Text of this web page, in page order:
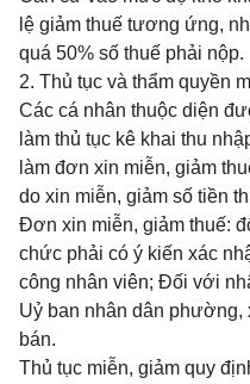
lệ giảm thuế tương ứng,
quá 50% số thuế phải nộp.
2. Thủ tục và thẩm quyền
Các cá nhân thuộc diện
làm thủ tục kê khai thu
làm đơn xin miễn, giảm
do xin miễn, giảm số tiền
Đơn xin miễn, giảm thuế:
chức phải có ý kiến xác
công nhân viên; Đối với
Uỷ ban nhân dân phường,
bán.
Thủ tục miễn, giảm quy